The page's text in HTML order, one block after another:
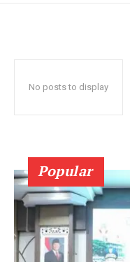
No posts to display
Popular